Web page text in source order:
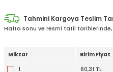
Tahmini Kargoya Teslim
Hafta sonu ve resmi tatil
Miktar
Birim Fiyat
1
60,31 TL